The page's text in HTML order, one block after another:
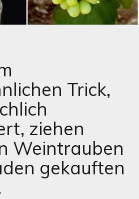
Trick,
ziehen
Weintrauben
gekauften